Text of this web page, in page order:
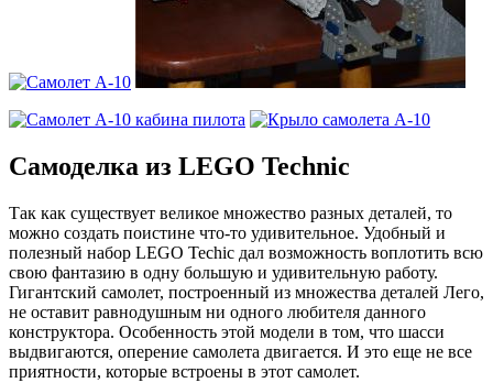
Самоделка из LEGO Technic
Так как существует великое множество разных деталей, то
можно создать поистине что-то удивительное. Удобный и
полезный набор LEGO Techic дал возможность воплотить всю
свою фантазию в одну большую и удивительную работу.
Гигантский самолет, построенный из множества деталей Лего,
не оставит равнодушным ни одного любителя данного
конструктора. Особенность этой модели в том, что шасси
выдвигаются, оперение самолета двигается. И это еще не все
приятности, которые встроены в этот самолет.